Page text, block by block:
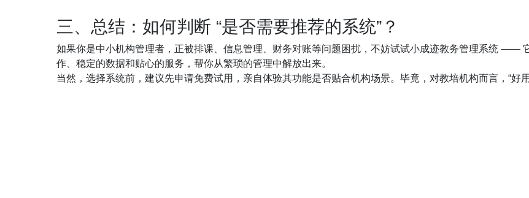
三、总结：如何判断 “是否需要推荐的系统”？
如果你是中小机构管理者，正被排课、信息管理、财务对账等问题困扰，不妨试试小成迹教务管理系统 ——
作、稳定的数据和贴心的服务，帮你从繁琐的管理中解放出来。
当然，选择系统前，建议先申请免费试用，亲自体验其功能是否贴合机构场景。毕竟，对教培机构而言，“好用